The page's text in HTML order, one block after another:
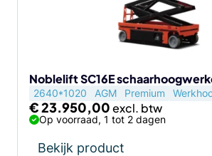
Noblelift SC16E
2640*1020 AGM Premium
€23.950,00
Op voorraad, 1 tot 2 dagen
Bekijk product